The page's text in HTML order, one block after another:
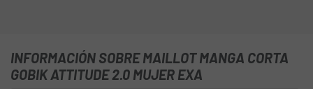
INFORMACIÓN SOBRE MAILLOT MANGA CORTA
GOBIK ATTITUDE 2.0 MUJER EXA